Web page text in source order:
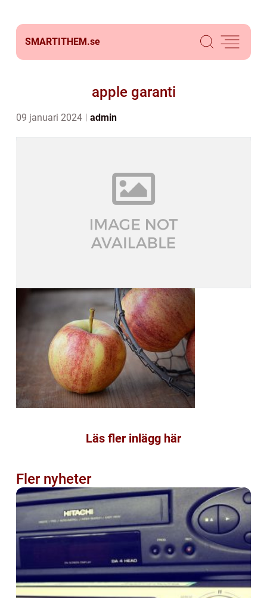
SMARTITHEM.se
apple garanti
09 januari 2024 admin
Läs fler inlägg här
Fler nyheter